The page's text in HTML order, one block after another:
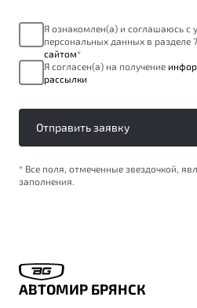
Универсальный кроссовер
Обзор В наличии
Запись на сервис
Калькулятор ТО
Клиентская поддержка
Я ознакомлен(а) и соглашаюсь с
персональных данных в разделе 7
сайтом*
Я согласен(а) на получение
рассылки
Отправить заявку
* Все поля, отмеченные звездочкой,
заполнения.
АВТОМИР БРЯНСК